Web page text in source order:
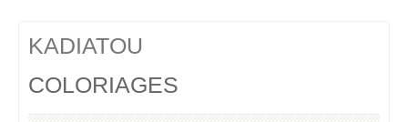
KADIATOU
COLORIAGES